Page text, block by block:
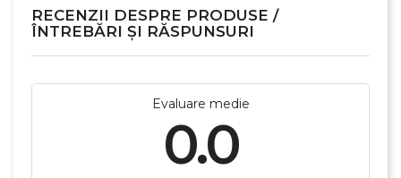
RECENZII DESPRE PRODUSE /
ÎNTREBĂRI ȘI RĂSPUNSURI
Evaluare medie
0.0
Numele listei de dorinte